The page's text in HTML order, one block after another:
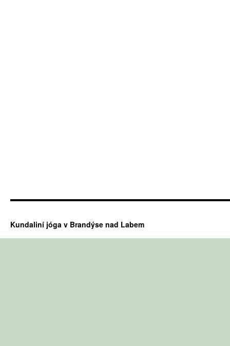
Kundaliní jóga v Brandýse nad Labem